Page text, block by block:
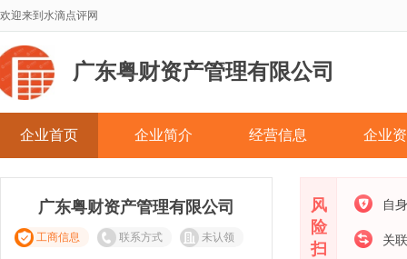
欢迎来到水滴点评网
广东粤财资产管理有限公司
企业首页 企业简介 经营信息 企业
广东粤财资产管理有限公司
工商信息 联系方式 未认领
风
险
扫
自
关